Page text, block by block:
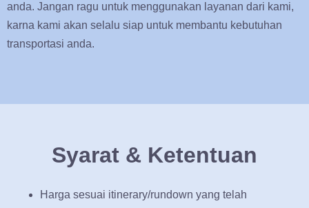
anda. Jangan ragu untuk menggunakan layanan dari kami,
karna kami akan selalu siap untuk membantu kebutuhan
transportasi anda.
Syarat & Ketentuan
Harga sesuai itinerary/rundown yang telah